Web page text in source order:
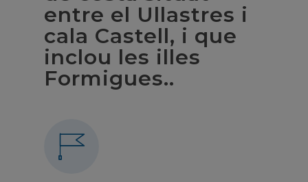
entre el Ullastres i
cala Castell, i que
inclou les illes
Formigues..